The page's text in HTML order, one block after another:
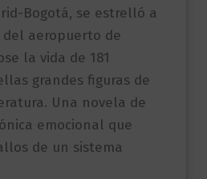
Bogotá, se estrelló a
aeropuerto de
la vida de 181
grandes figuras de
Una novela de
emocional que
de un sistema